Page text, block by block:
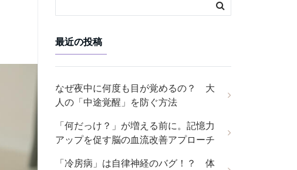
最近の投稿
なぜ夜中に何度も目が覚めるの？ 大
人の「中途覚醒」を防ぐ方法
「何だっけ？」が増える前に。記憶力
アップを促す脳の血流改善アプローチ
「冷房病」は自律神経のバグ！？ 体